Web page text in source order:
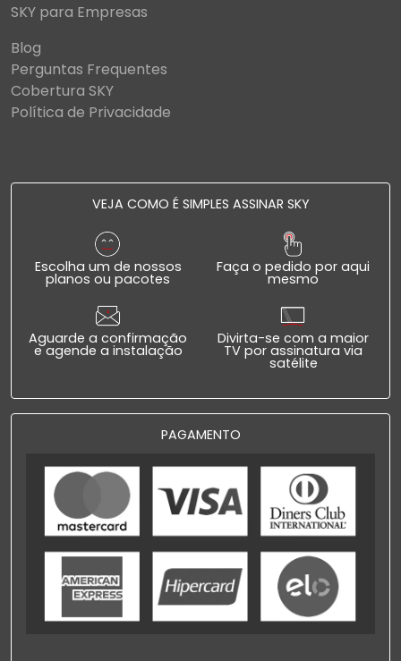
SKY para Empresas
Blog
Perguntas Frequentes
Cobertura SKY
Política de Privacidade
VEJA COMO É SIMPLES ASSINAR SKY
Escolha um de nossos
planos ou pacotes
Faça o pedido por aqui
mesmo
Aguarde a confirmação
e agende a instalação
Divirta-se com a maior
TV por assinatura via
satélite
PAGAMENTO